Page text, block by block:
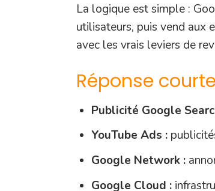
La logique est simple :
utilisateurs, puis vend aux
avec les vrais leviers de
Réponse
Publicité Google
YouTube Ads :
Google Network :
Google Cloud :